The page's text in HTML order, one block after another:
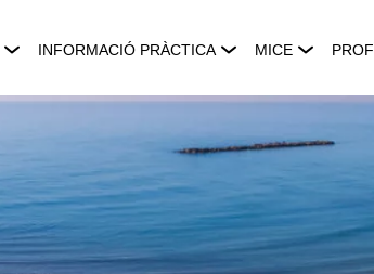
INFORMACIÓ PRÀCTICA MICE